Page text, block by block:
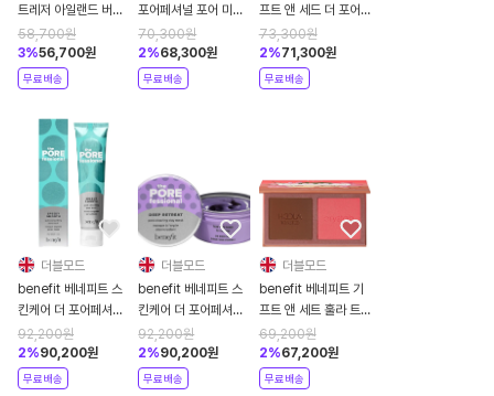
트레저 아일랜드 버터
밤 10ml
58,700원
3%56,700원
무료배송
포어페셔널 포어 미니
마이저 스쿼드 페이스
프라이머 앤 메이크업
세팅 스프레이 트리오
세트
70,300원
2%68,300원
무료배송
프트 앤 세드 더 포어
페셔널 더블 클렌즈 포
어 케어 세트
73,300원
2%71,300원
무료배송
더블모드
benefit 베네피트 스
킨케어 더 포어페셔널
스피티 스무스 퀵 스무
딩 포어 마스크 75g
92,200원
2%90,200원
무료배송
더블모드
benefit 베네피트 스
킨케어 더 포어페셔널
딥 리트리트 포어클리
어링 클레이 마스크
75ml
92,200원
2%90,200원
무료배송
더블모드
benefit 베네피트 기
프트 앤 세트 훌라 트
레져 아일랜드 미니 브
론저 앤 블러쉬 듀오
69,200원
2%67,200원
무료배송